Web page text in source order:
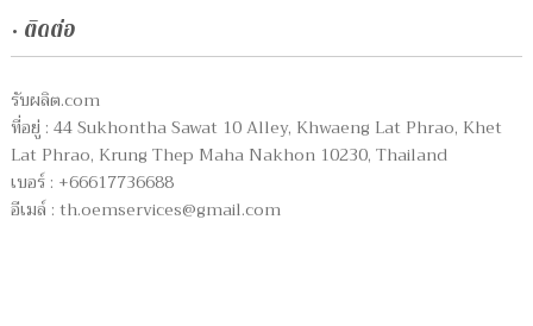
• ติดต่อ
รับผลิต.com
ที่อยู่ : 44 Sukhontha Sawat 10 Alley, Khwaeng Lat Phrao, Khet
Lat Phrao, Krung Thep Maha Nakhon 10230, Thailand
เบอร์ : +66617736688
อีเมล์ : th.oemservices@gmail.com